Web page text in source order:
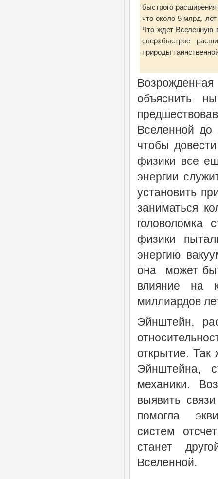
быстрого
что около 5 млрд.
Что ждет Вселенную
сверхбыстрое
природы
Возрожденная
объяснить
Вселенной до
чтобы
физики все
энергии
установить
заниматься
головоломка
физики
энергию
она может
влияние на
миллиардов
Эйнштейн,
открытие.
Эйнштейна,
механики.
выявить
помогла
систем
станет
Вселенной.